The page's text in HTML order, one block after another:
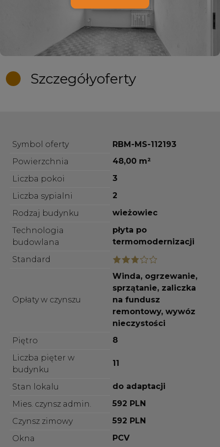
Szczegółyoferty
Symbol oferty
RBM-MS-112193
Powierzchnia
48,00 m²
Liczba pokoi
3
Liczba sypialni
2
Rodzaj budynku
wieżowiec
Technologia
budowlana
płyta po
termomodernizacji
Standard
Opłaty w czynszu
Winda, ogrzewanie,
sprzątanie, zaliczka
na fundusz
remontowy, wywóz
nieczystości
Piętro
8
Liczba pięter w
budynku
11
Stan lokalu
do adaptacji
Mies. czynsz admin.
592 PLN
Czynsz zimowy
592 PLN
Okna
PCV